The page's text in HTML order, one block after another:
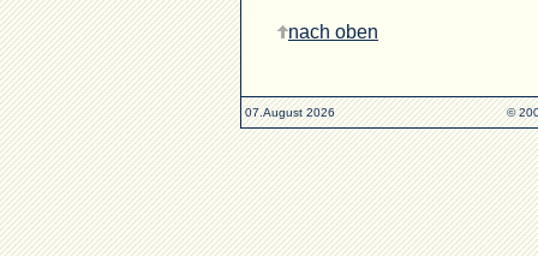
nach oben
07.August 2026 ©